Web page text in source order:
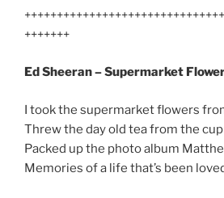
+++++++
Ed Sheeran – Supermarket
I took the supermarket flowers
Threw the day old tea from the cup
Packed up the photo album
Memories of a life that’s been